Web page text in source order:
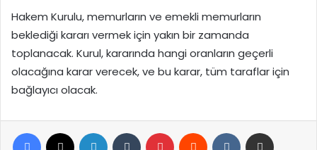
Hakem Kurulu, memurların ve emekli memurların
beklediği kararı vermek için yakın bir zamanda
toplanacak. Kurul, kararında hangi oranların geçerli
olacağına karar verecek, ve bu karar, tüm taraflar için
bağlayıcı olacak.
Facebook LinkedIn Tumblr Pinterest Reddit VKontakte